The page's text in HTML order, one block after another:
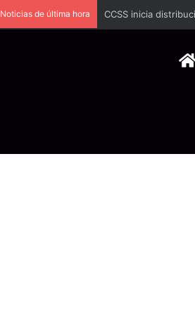
Noticias de última hora